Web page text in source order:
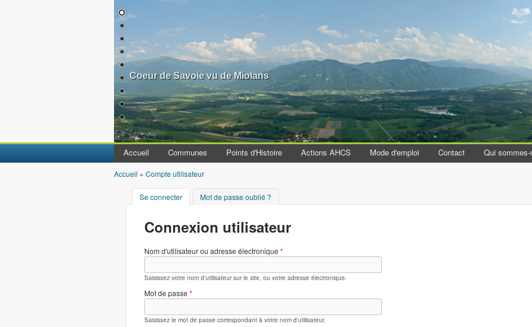
Coeur de Savoie vu de Miolans
Accueil Communes Points d'Histoire Actions AHCS Mode d'emploi Contact Qui
Vous êtes ici
Accueil » Compte utilisateur
Se connecter (onglet actif)
Mot de passe oublié ?
Connexion utilisateur
Nom d'utilisateur ou adresse électronique *
Saisissez votre nom d'utilisateur sur le site, ou votre adresse électronique.
Mot de passe *
Saisissez le mot de passe correspondant à votre nom d'utilisateur.